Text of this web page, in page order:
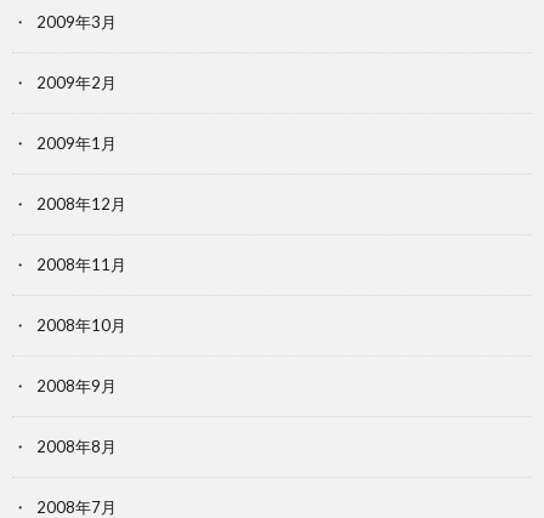
2009年3月
2009年2月
2009年1月
2008年12月
2008年11月
2008年10月
2008年9月
2008年8月
2008年7月